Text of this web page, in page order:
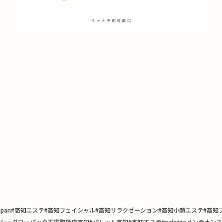
高知エステ#高知フェイシャル#高知リラクゼーション#高知小顔エステ#高